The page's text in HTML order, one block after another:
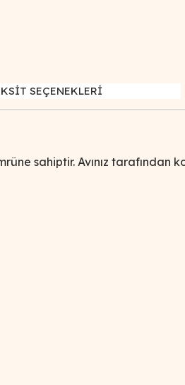
SEÇENEKLERİ
sahiptir. Avınız